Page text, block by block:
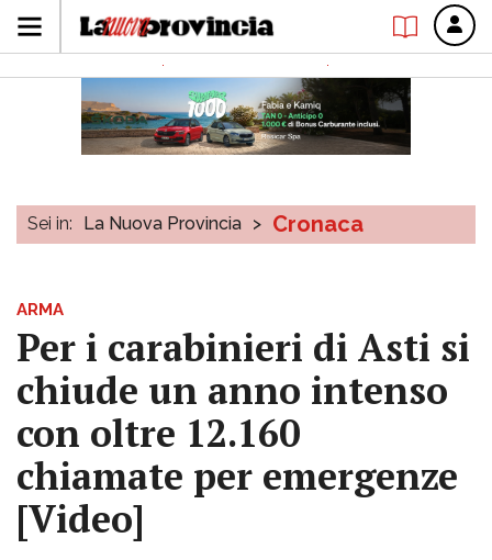
Sei in: La Nuova Provincia > Cronaca
ARMA
Per i carabinieri di Asti si
chiude un anno intenso
con oltre 12.160
chiamate per emergenze
[Video]